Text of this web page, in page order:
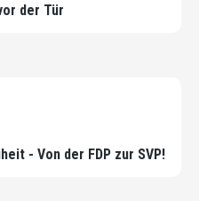
der Tür
- Von der FDP zur SVP!